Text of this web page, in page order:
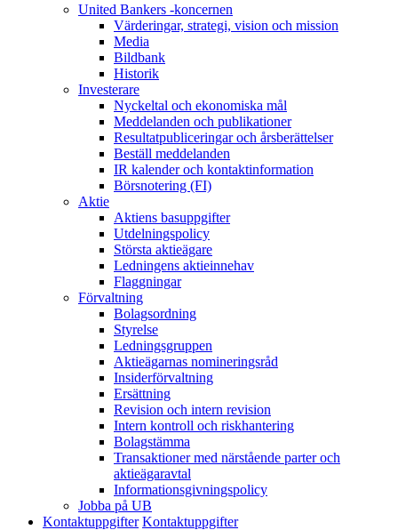
United Bankers -koncernen
Värderingar, strategi, vision och mission
Media
Bildbank
Historik
Investerare
Nyckeltal och ekonomiska mål
Meddelanden och publikationer
Resultatpubliceringar och årsberättelser
Beställ meddelanden
IR kalender och kontaktinformation
Börsnotering (FI)
Aktie
Aktiens basuppgifter
Utdelningspolicy
Största aktieägare
Ledningens aktieinnehav
Flaggningar
Förvaltning
Bolagsordning
Styrelse
Ledningsgruppen
Aktieägarnas nomineringsråd
Insiderförvaltning
Ersättning
Revision och intern revision
Intern kontroll och riskhantering
Bolagstämma
Transaktioner med närstående parter och
aktieägaravtal
Informationsgivningspolicy
Jobba på UB
Kontaktuppgifter Kontaktuppgifter